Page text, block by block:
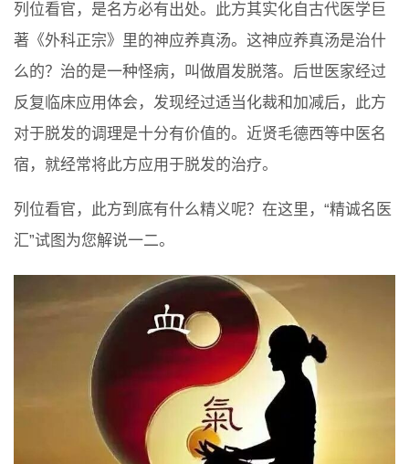
列位看官，是名方必有出处。此方其实化自古代医学巨
著《外科正宗》里的神应养真汤。这神应养真汤是治什
么的？治的是一种怪病，叫做眉发脱落。后世医家经过
反复临床应用体会，发现经过适当化裁和加减后，此方
对于脱发的调理是十分有价值的。近贤毛德西等中医名
宿，就经常将此方应用于脱发的治疗。
列位看官，此方到底有什么精义呢？在这里，“精诚名医
汇”试图为您解说一二。